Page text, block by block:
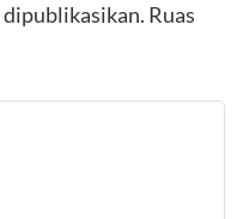
Ruas